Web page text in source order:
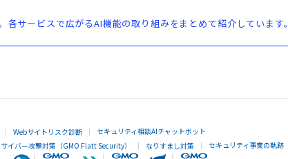
サービスで広がるAI機能の取り組みをまとめて紹介しています。
Webサイトリスク診断
セキュリティ相談AIチャットボット
サイバー攻撃対策（GMO Flatt Security） なりすまし対策 セキュリティ事業の軌跡